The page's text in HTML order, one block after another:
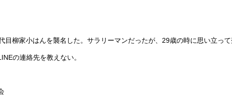
柳家小はんを襲名した。サラリーマンだったが、29歳の時に思い立っ
の連絡先を教えない。